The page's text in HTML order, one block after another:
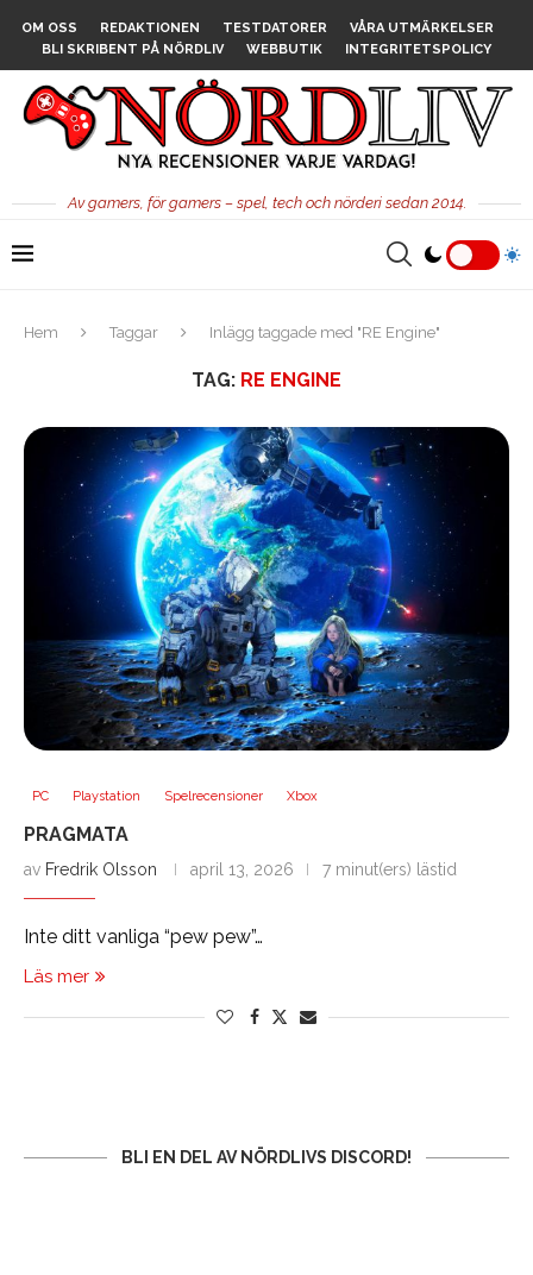
OM OSS REDAKTIONEN TESTDATORER
VÅRA UTMÄRKELSER
BLI SKRIBENT PÅ NÖRDLIV
WEBBUTIK INTEGRITETSPOLICY
Av gamers, för gamers – spel, tech och nörderi sedan 2014.
Hem Taggar Inlägg taggade med "RE Engine"
TAG: RE ENGINE
PC Playstation Spelrecensioner Xbox
PRAGMATA
av Fredrik Olsson april 13, 2026 7 minut(ers) lästid
Inte ditt vanliga “pew pew”…
Läs mer
BLI EN DEL AV NÖRDLIVS DISCORD!